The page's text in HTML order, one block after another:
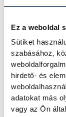
Ez a weboldal
Sütiket
szabásához,
hirdető- és
adatokat más
vagy az Ön
A Tisza-